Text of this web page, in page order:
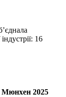
16
Мюнхен 2025